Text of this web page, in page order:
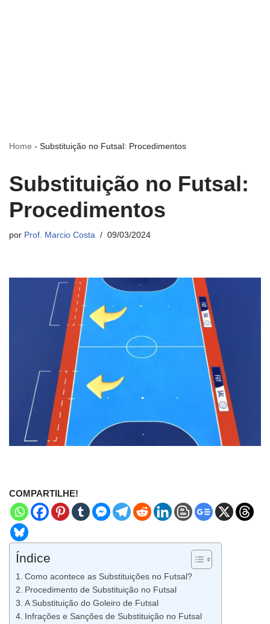
Home - Substituição no Futsal: Procedimentos
Substituição no Futsal:
Procedimentos
por Prof. Marcio Costa 09/03/2024
COMPARTILHE!
Índice
Como acontece as Substituições no Futsal?
Procedimento de Substituição no Futsal
A Substituição do Goleiro de Futsal
Infrações e Sanções de Substituição no Futsal